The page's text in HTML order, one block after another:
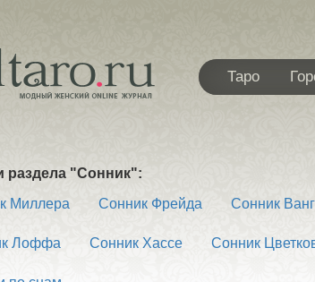
Таро
раздела "Сонник":
Миллера
Сонник Фрейда Сонник
Лоффа Сонник Хассе Сонник